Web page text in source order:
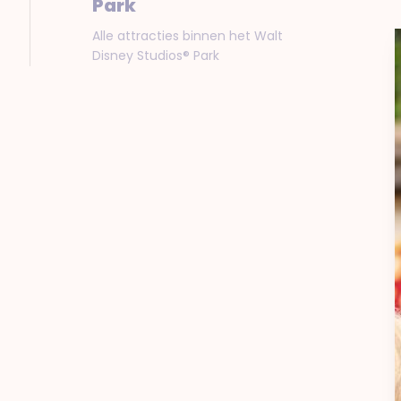
Park
Alle attracties binnen het Walt
Disney Studios® Park